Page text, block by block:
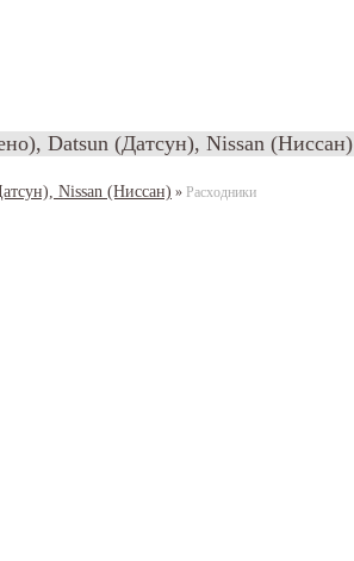
Datsun (Датсун), Nissan (Ниссан)
Nissan (Ниссан) » Расходники